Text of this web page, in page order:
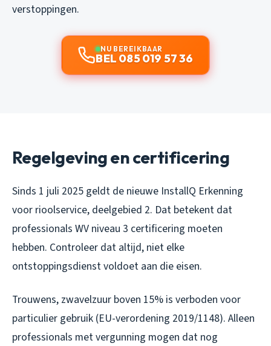
verstoppingen.
NU BEREIKBAAR
BEL 085 019 57 36
Regelgeving en certificering
Sinds 1 juli 2025 geldt de nieuwe InstallQ Erkenning
voor rioolservice, deelgebied 2. Dat betekent dat
professionals WV niveau 3 certificering moeten
hebben. Controleer dat altijd, niet elke
ontstoppingsdienst voldoet aan die eisen.
Trouwens, zwavelzuur boven 15% is verboden voor
particulier gebruik (EU-verordening 2019/1148). Alleen
professionals met vergunning mogen dat nog